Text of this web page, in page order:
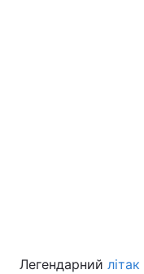
Легендарний літак